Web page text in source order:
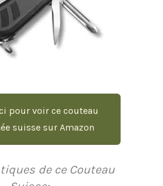
pour voir ce couteau
suisse sur Amazon
de ce Couteau